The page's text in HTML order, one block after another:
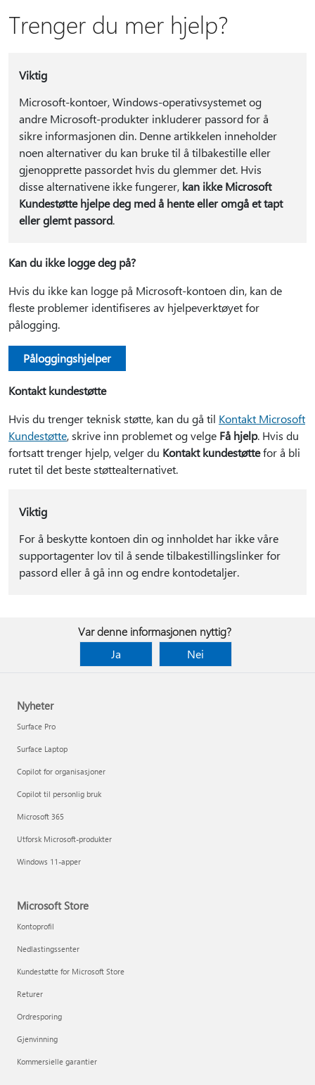
Trenger du mer hjelp?
Viktig
Microsoft-kontoer, Windows-operativsystemet og
andre Microsoft-produkter inkluderer passord for å
sikre informasjonen din. Denne artikkelen inneholder
noen alternativer du kan bruke til å tilbakestille eller
gjenopprette passordet hvis du glemmer det. Hvis
disse alternativene ikke fungerer, kan ikke Microsoft
Kundestøtte hjelpe deg med å hente eller omgå et tapt
eller glemt passord.
Kan du ikke logge deg på?
Hvis du ikke kan logge på Microsoft-kontoen din, kan de
fleste problemer identifiseres av hjelpeverktøyet for
pålogging.
Påloggingshjelper
Kontakt kundestøtte
Hvis du trenger teknisk støtte, kan du gå til Kontakt Microsoft
Kundestøtte, skrive inn problemet og velge Få hjelp. Hvis du
fortsatt trenger hjelp, velger du Kontakt kundestøttefor å bli
rutet til det beste støttealternativet.
Viktig
For å beskytte kontoen din og innholdet har ikke våre
supportagenter lov til å sende tilbakestillingslinker for
passord eller å gå inn og endre kontodetaljer.
Var denne informasjonen nyttig?
Ja
Nei
Nyheter
Surface Pro
Surface Laptop
Copilot for organisasjoner
Copilot til personlig bruk
Microsoft 365
Utforsk Microsoft-produkter
Windows 11-apper
Microsoft Store
Kontoprofil
Nedlastingssenter
Kundestøtte for Microsoft Store
Returer
Ordresporing
Gjenvinning
Kommersielle garantier